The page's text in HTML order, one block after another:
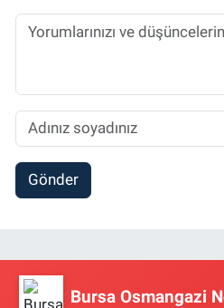
Gönder
Bursa Osmangazi